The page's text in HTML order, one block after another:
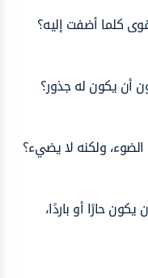
كلما أضفت إليه؟
أن يكون له جذور؟
ولكنه لا يضيء؟
حارًا أو باردًا،